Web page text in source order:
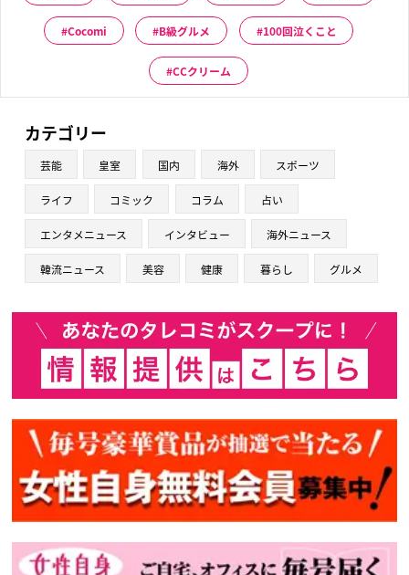
Cocomi B級グルメ 100回泣くこと
CCクリーム
カテゴリー
芸能 皇室 国内 海外 スポーツ
ライフ コミック コラム 占い
エンタメニュース インタビュー 海外ニュース
韓流ニュース 美容 健康 暮らし グルメ